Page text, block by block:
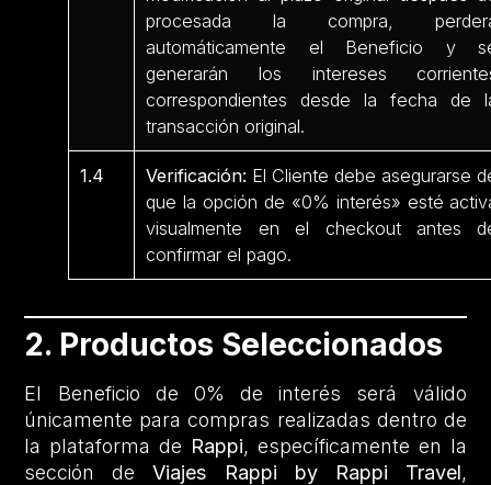
procesada la compra,
automáticamente el Beneficio y
generarán los intereses
correspondientes desde la fecha de
transacción original.
1.4 Verificación: El Cliente debe asegurarse
que la opción de «0% interés» esté
visualmente en el checkout antes
confirmar el pago.
2. Productos Seleccionados
El Beneficio de 0% de interés será válido
únicamente para compras realizadas dentro de
la plataforma de Rappi, específicamente en la
sección deViajes Rappi by Rappi Travel,